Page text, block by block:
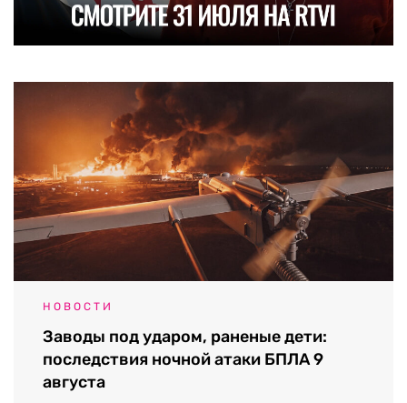
НОВОСТИ
Заводы под ударом, раненые дети:
последствия ночной атаки БПЛА 9
августа